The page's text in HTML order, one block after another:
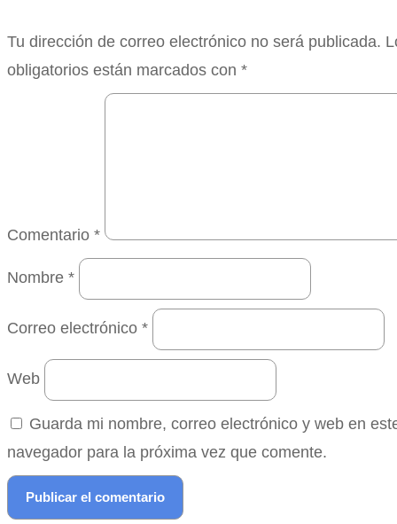
Tu dirección de correo electrónico no será publicada.
obligatorios están marcados con *
Comentario *
Nombre *
Correo electrónico *
Web
Guarda mi nombre, correo electrónico y web en
navegador para la próxima vez que comente.